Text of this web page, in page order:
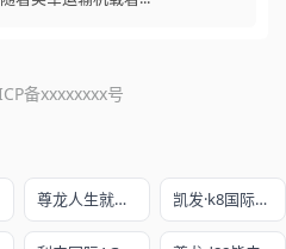
备xxxxxxxx号
尊龙人生就是赌 凯发·k8国际娱乐官网入口